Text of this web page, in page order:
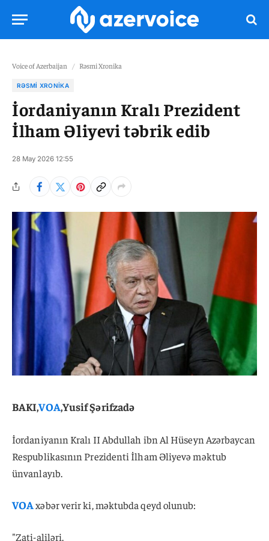
Voice of Azerbaijan / Rəsmi Xronika
RƏSMI XRONIKA
İordaniyanın Kralı Prezident
İlham Əliyevi təbrik edib
28 May 2026 12:55
BAKI,VOA,Yusif Şərifzadə
İordaniyanın Kralı II Abdullah ibn Al Hüseyn Azərbaycan
Respublikasının Prezidenti İlham Əliyevə məktub
ünvanlayıb.
VOAxəbər verir ki, məktubda qeyd olunub:
"Zati-aliləri.